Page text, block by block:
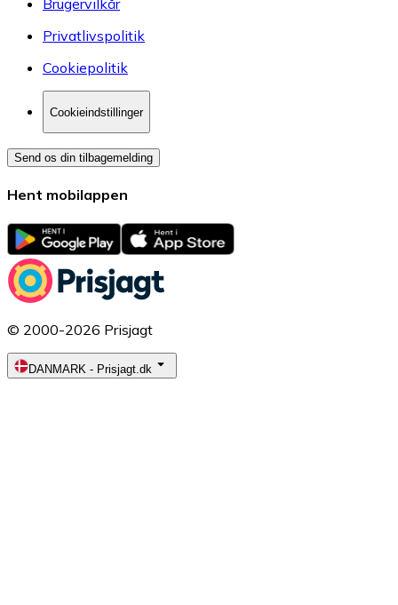
Brugervilkår
Privatlivspolitik
Cookiepolitik
Cookieindstillinger
Send os din tilbagemelding
Hent mobilappen
© 2000-2026 Prisjagt
DANMARK - Prisjagt.dk